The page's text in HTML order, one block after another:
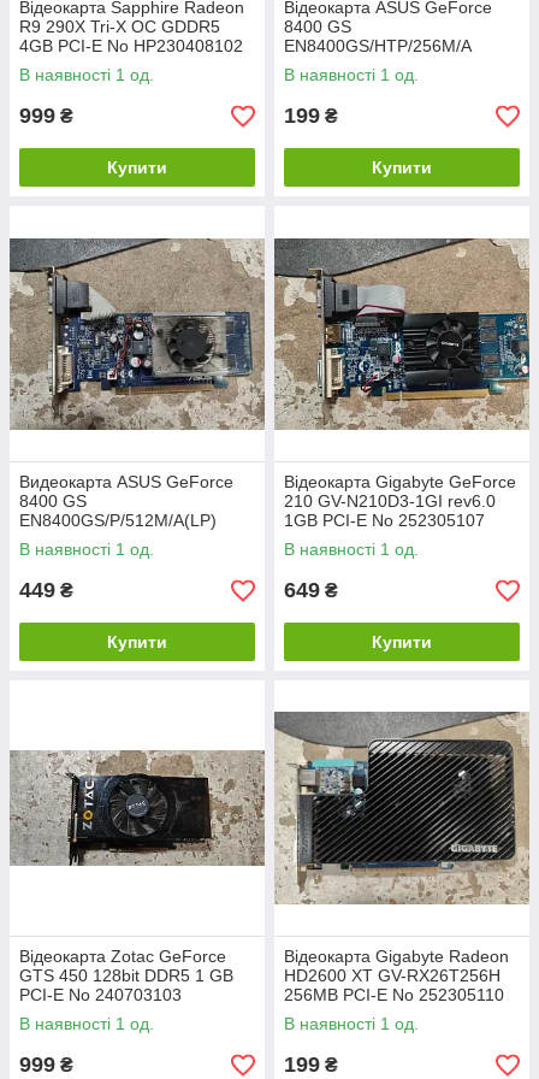
Відеокарта Sapphire Radeon
R9 290X Tri-X OC GDDR5
4GB PCI-E No НР230408102
В наявності 1 од.
999 ₴
Купити
Відеокарта ASUS GeForce
8400 GS
EN8400GS/HTP/256M/A
256MB PCI-E No K252305105
В наявності 1 од.
199 ₴
Купити
Видеокарта ASUS GeForce
8400 GS
EN8400GS/P/512M/A(LP)
512MB PCI-E № K252305106
В наявності 1 од.
449 ₴
Купити
Відеокарта Gigabyte GeForce
210 GV-N210D3-1GI rev6.0
1GB PCI-E No 252305107
В наявності 1 од.
649 ₴
Купити
Відеокарта Zotac GeForce
GTS 450 128bit DDR5 1 GB
PCI-E No 240703103
В наявності 1 од.
999 ₴
Відеокарта Gigabyte Radeon
HD2600 XT GV-RX26T256H
256MB PCI-E No 252305110
В наявності 1 од.
199 ₴